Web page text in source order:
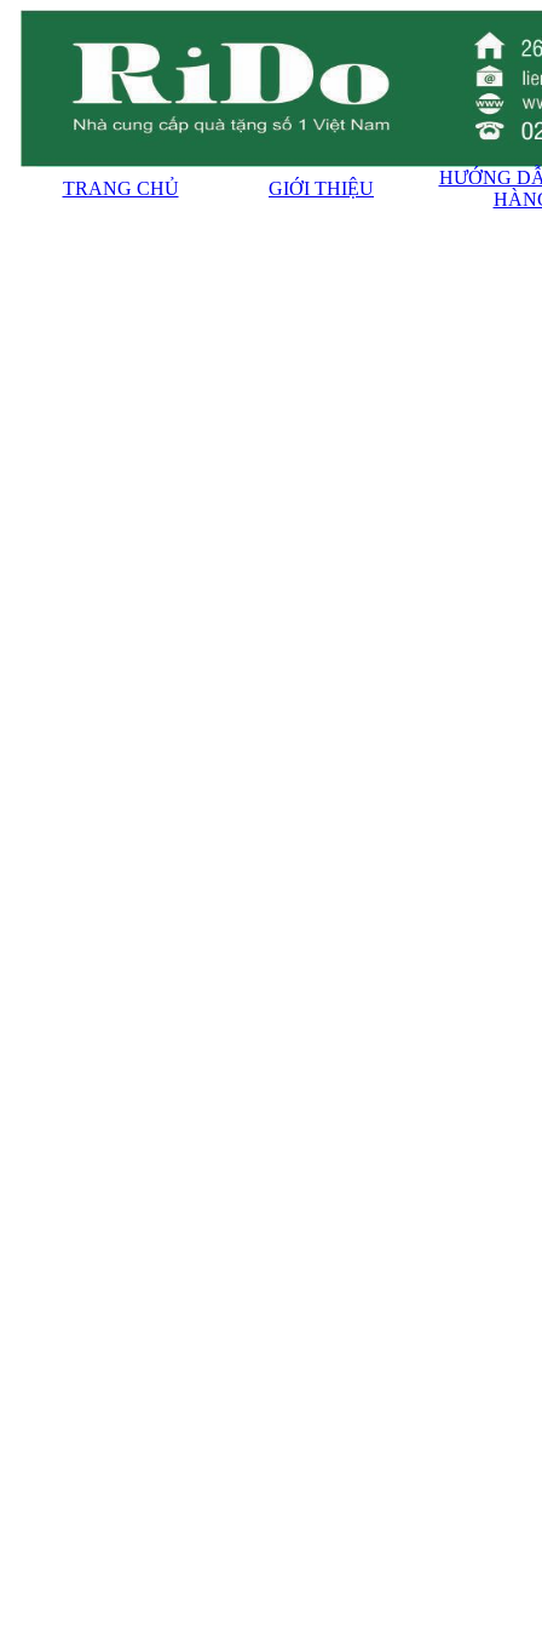
TRANG CHỦ GIỚI THIỆU
HƯỚNG